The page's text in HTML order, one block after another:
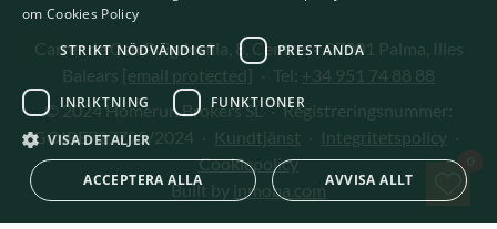
Carrer de Can Puigdorfila, 8, Centre · 07001 Palma, Illes
Balears [email protected] · Tel: +34 951 74 88 88
© 2024 Homerun Brokers SL · Registreringsnummer:
GOIBE727795/2024 · Kundtjänst · Integritetspolicy ·
Cookiepolicy
Built by inmoba.com
om Cookies Policy
STRIKT NÖDVÄNDIGT
PRESTANDA
INRIKTNING FUNKTIONER
VISA DETALJER
ACCEPTERA ALLA AVVISA ALLT